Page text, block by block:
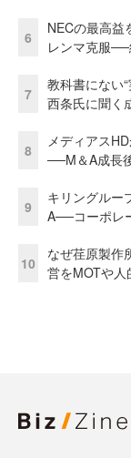
6
NECの最高益
レンマ克服
7
教科書にない
西条氏に聞く
8
メディアス
──M＆A成長
9
キリングルー
A──コーポレ
10
なぜ荏原製作
営をMOTや